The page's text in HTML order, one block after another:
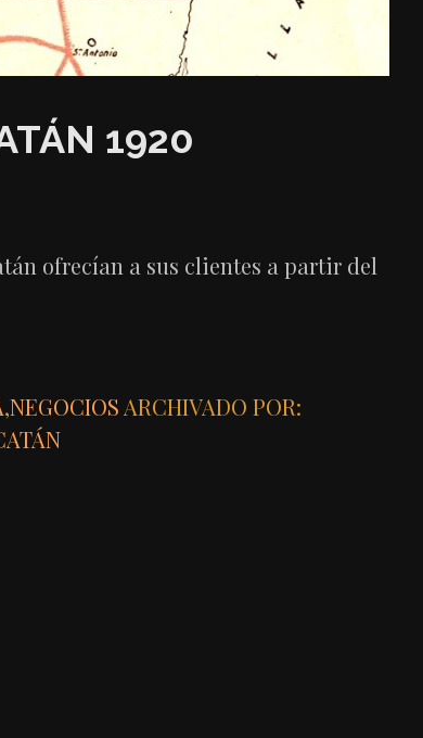
1920
ofrecían a sus clientes a partir del
,NEGOCIOS ARCHIVADO POR: